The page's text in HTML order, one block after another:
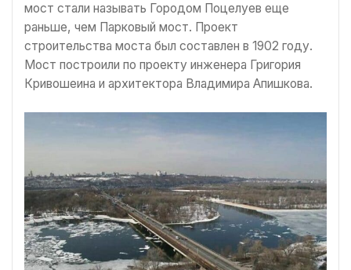
мост стали называть Городом Поцелуев еще
раньше, чем Парковый мост. Проект
строительства моста был составлен в 1902 году.
Мост построили по проекту инженера Григория
Кривошеина и архитектора Владимира Апишкова.